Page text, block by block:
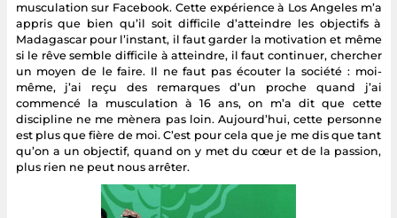
musculation sur Facebook. Cette expérience à Los Angeles m’a
appris que bien qu’il soit difficile d’atteindre les objectifs à
Madagascar pour l’instant, il faut garder la motivation et même
si le rêve semble difficile à atteindre, il faut continuer, chercher
un moyen de le faire. Il ne faut pas écouter la société : moi-
même, j’ai reçu des remarques d’un proche quand j’ai
commencé la musculation à 16 ans, on m’a dit que cette
discipline ne me mènera pas loin. Aujourd’hui, cette personne
est plus que fière de moi. C’est pour cela que je me dis que tant
qu’on a un objectif, quand on y met du cœur et de la passion,
plus rien ne peut nous arrêter.